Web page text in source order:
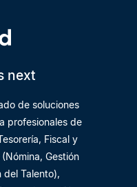
next
de soluciones
profesionales de
Fiscal y
(Nómina, Gestión
del Talento),